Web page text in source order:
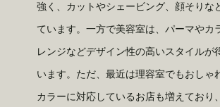
強く、カットやシェービング、顔そりな
ています。一方で美容室は、パーマやカ
レンジなどデザイン性の高いスタイルが
います。ただ、最近は理容室でもおしゃ
カラーに対応しているお店も増えており